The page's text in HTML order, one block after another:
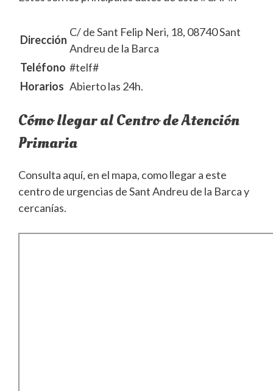
Dirección
C/ de Sant Felip Neri, 18, 08740 Sant
Andreu de la Barca
Teléfono #telf#
Horarios Abierto las 24h.
Cómo llegar al Centro de Atención
Primaria
Consulta aquí, en el mapa, como llegar a este
centro de urgencias de Sant Andreu de la Barca y
cercanías.